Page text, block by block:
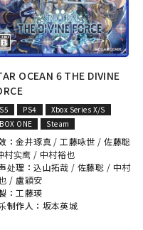
OCEAN 6 THE DIVINE
PS4
Xbox Series X/S
ONE
Steam
：金井琢真/工藤咏世 /佐藤聡
村实鹰 / 中村裕也
处理：込山拓哉 /佐藤聡 / 中村
/ 盧穎安
：工藤瑛
制作人： 坂本英城